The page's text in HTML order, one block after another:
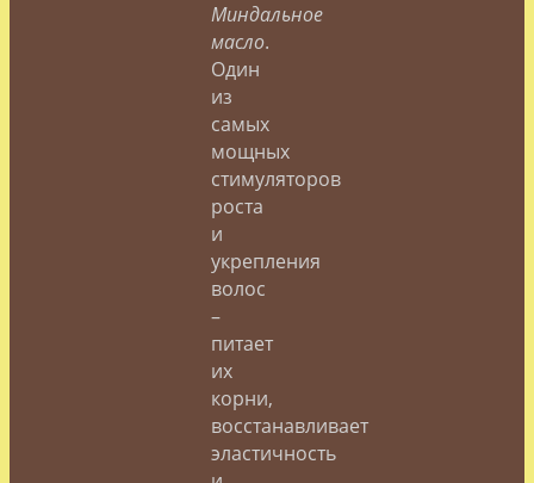
Миндальное
масло.
Один
из
самых
мощных
стимуляторов
роста
и
укрепления
волос
–
питает
их
корни,
восстанавливает
эластичность